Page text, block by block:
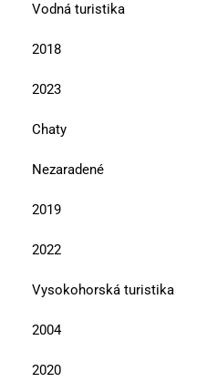
Vodná turistika
2018
2023
Chaty
Nezaradené
2019
2022
Vysokohorská turistika
2004
2020